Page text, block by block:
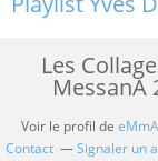
Les
MessanA
Voir le profil de
Contact
Signaler un